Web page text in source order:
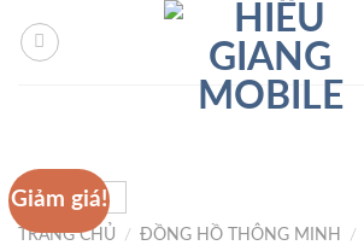
Sekabet Sekabet Giriş
đến
Giảm giá!
TRANG CHỦ / ĐỒNG HỒ THÔNG MINH /